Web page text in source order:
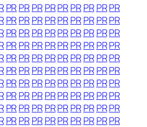
PRPRPRPRPRPRPR PRPR
PRPRPRPRPRPRPR PRPR
PRPRPRPRPRPRPR PRPR
PRPRPRPRPRPRPR PRPR
PRPRPRPRPRPRPR PRPR
PRPRPRPRPRPRPR PRPR
PRPRPRPRPRPRPR PRPR
PRPRPRPRPRPRPR PRPR
PRPRPRPRPRPRPR PRPR
PRPRPRPRPRPRPR PRPR